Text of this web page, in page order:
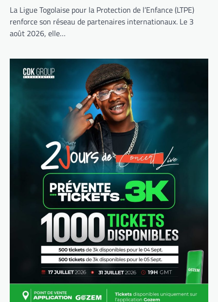
La Ligue Togolaise pour la Protection de l’Enfance (LTPE)
renforce son réseau de partenaires internationaux. Le 3
août 2026, elle…